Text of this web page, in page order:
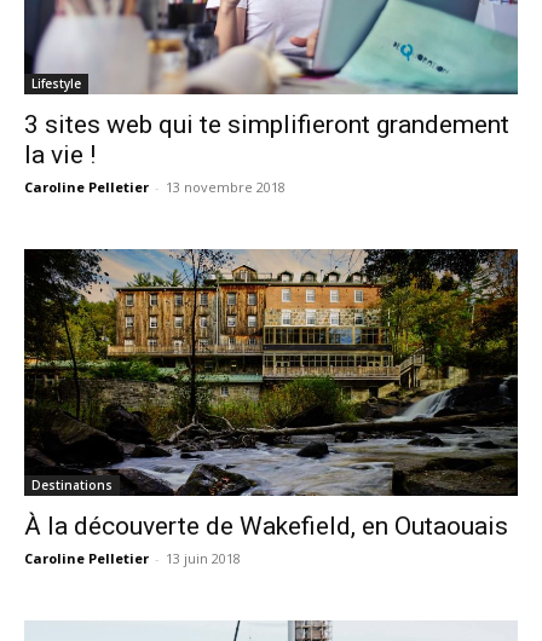
Lifestyle
3 sites web qui te simplifieront grandement
la vie !
Caroline Pelletier - 13 novembre 2018
Destinations
À la découverte de Wakefield, en Outaouais
Caroline Pelletier - 13 juin 2018